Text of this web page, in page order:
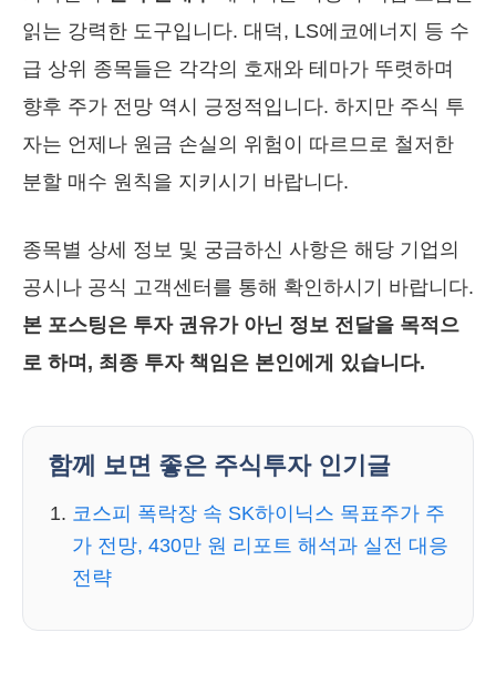
읽는 강력한 도구입니다. 대덕, LS에코에너지 등 수
급 상위 종목들은 각각의 호재와 테마가 뚜렷하며
향후 주가 전망 역시 긍정적입니다. 하지만 주식 투
자는 언제나 원금 손실의 위험이 따르므로 철저한
분할 매수 원칙을 지키시기 바랍니다.
종목별 상세 정보 및 궁금하신 사항은 해당 기업의
공시나 공식 고객센터를 통해 확인하시기 바랍니다.
본 포스팅은 투자 권유가 아닌 정보 전달을 목적으
로 하며, 최종 투자 책임은 본인에게 있습니다.
함께 보면 좋은 주식투자 인기글
코스피 폭락장 속 SK하이닉스 목표주가 주
가 전망, 430만 원 리포트 해석과 실전 대응
전략